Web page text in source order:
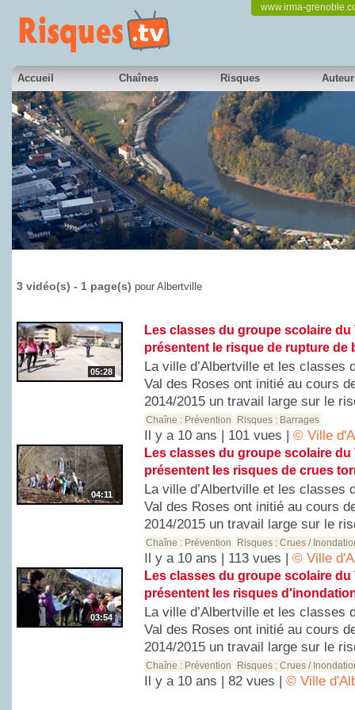
www.irma-
Accueil Chaînes Risques
3 vidéo(s) - 1 page(s) pour Albertville
05:28
Les classes du groupe scolaire
présentent le risque de rupture de
La ville d’Albertville et les classes
Val des Roses ont initié au cours
2014/2015 un travail large sur le
Chaîne : Prévention Risques : Barrages
Il y a 10 ans | 101 vues |© Ville
04:11
Les classes du groupe scolaire
présentent les risques de crues
La ville d’Albertville et les classes
Val des Roses ont initié au cours
2014/2015 un travail large sur le
Chaîne : Prévention Risques :Crues /
Il y a 10 ans | 113 vues |© Ville
03:54
Les classes du groupe scolaire
présentent les risques
La ville d’Albertville et les classes
Val des Roses ont initié au cours
2014/2015 un travail large sur le
Chaîne : Prévention Risques :Crues /
Il y a 10 ans | 82 vues |© Ville